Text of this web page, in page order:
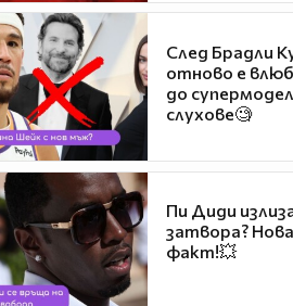
След Брадли
отново е
до
слухове🧐
Пи Диди
затвора?
факт!💥